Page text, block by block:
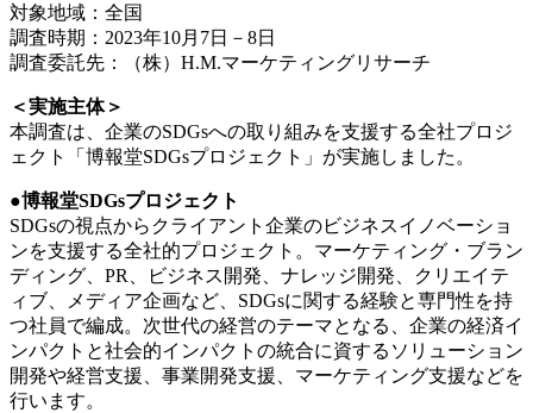
対象地域：全国
調査時期：2023年10月7日－8日
調査委託先：（株）H.M.マーケティングリサーチ
＜実施主体＞
本調査は、企業のSDGsへの取り組みを支援する全社プロジ
ェクト「博報堂SDGsプロジェクト」が実施しました。
●博報堂SDGsプロジェクト
SDGsの視点からクライアント企業のビジネスイノベーショ
ンを支援する全社的プロジェクト。マーケティング・ブラン
ディング、PR、ビジネス開発、ナレッジ開発、クリエイテ
ィブ、メディア企画など、SDGsに関する経験と専門性を持
つ社員で編成。次世代の経営のテーマとなる、企業の経済イ
ンパクトと社会的インパクトの統合に資するソリューション
開発や経営支援、事業開発支援、マーケティング支援などを
行います。